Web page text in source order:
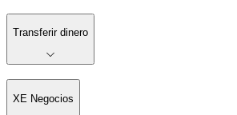
Transferir dinero
XE Negocios